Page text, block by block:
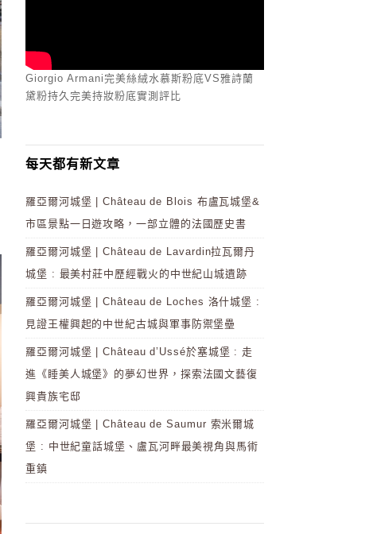
Giorgio Armani完美絲絨水慕斯粉底VS雅詩蘭
黛粉持久完美持妝粉底實測評比
每天都有新文章
羅亞爾河城堡 | Château de Blois 布盧瓦城堡&
市區景點一日遊攻略，一部立體的法國歷史書
羅亞爾河城堡 | Château de Lavardin拉瓦爾丹
城堡 : 最美村莊中歷經戰火的中世紀山城遺跡
羅亞爾河城堡 | Château de Loches 洛什城堡 :
見證王權興起的中世紀古城與軍事防禦堡壘
羅亞爾河城堡 | Château d’Ussé於塞城堡 : 走
進《睡美人城堡》的夢幻世界，探索法國文藝復
興貴族宅邸
羅亞爾河城堡 | Château de Saumur 索米爾城
堡 : 中世紀童話城堡、盧瓦河畔最美視角與馬術
重鎮